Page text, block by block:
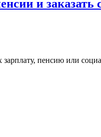
и заказать
пенсию или